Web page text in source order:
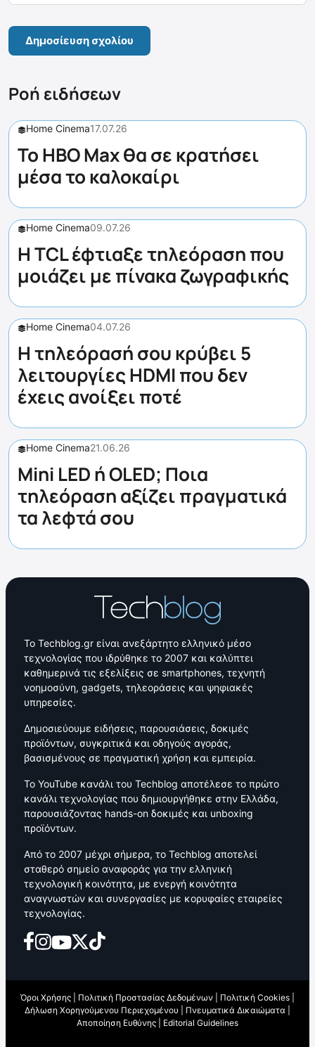
Ροή ειδήσεων
Home Cinema17.07.26
Το HBO Max θα σε κρατήσει
μέσα το καλοκαίρι
Home Cinema09.07.26
Η TCL έφτιαξε τηλεόραση που
μοιάζει με πίνακα ζωγραφικής
Home Cinema04.07.26
Η τηλεόρασή σου κρύβει 5
λειτουργίες HDMI που δεν
έχεις ανοίξει ποτέ
Home Cinema21.06.26
Mini LED ή OLED; Ποια
τηλεόραση αξίζει πραγματικά
τα λεφτά σου
Το Techblog.gr είναι ανεξάρτητο ελληνικό μέσο
τεχνολογίας που ιδρύθηκε το 2007 και καλύπτει
καθημερινά τις εξελίξεις σε smartphones, τεχνητή
νοημοσύνη, gadgets, τηλεοράσεις και ψηφιακές
υπηρεσίες.
Δημοσιεύουμε ειδήσεις, παρουσιάσεις, δοκιμές
προϊόντων, συγκριτικά και οδηγούς αγοράς,
βασισμένους σε πραγματική χρήση και εμπειρία.
Το YouTube κανάλι του Techblog αποτέλεσε το πρώτο
κανάλι τεχνολογίας που δημιουργήθηκε στην Ελλάδα,
παρουσιάζοντας hands-on δοκιμές και unboxing
προϊόντων.
Από το 2007 μέχρι σήμερα, το Techblog αποτελεί
σταθερό σημείο αναφοράς για την ελληνική
τεχνολογική κοινότητα, με ενεργή κοινότητα
αναγνωστών και συνεργασίες με κορυφαίες εταιρείες
τεχνολογίας.
Όροι Χρήσης Πολιτική Προστασίας Δεδομένων Πολιτική Cookies
Δήλωση Χορηγούμενου Περιεχομένου
Πνευματικά Δικαιώματα
Αποποίηση Ευθύνης
Editorial Guidelines